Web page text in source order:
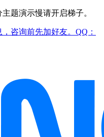
题演示慢请开启梯子。
咨询前先加好友。QQ：